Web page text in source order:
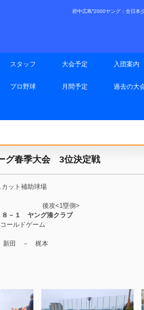
府中広島❜2000ヤング：全日本少
スタッフ 大会予定 入団案内
プロ野球 月間予定 過去の大
グ春季大会 3位決定戦
ット補助球場
後攻<1塁側>
－１ ヤング湊クラブ
ゲーム
、新田 － 梶本